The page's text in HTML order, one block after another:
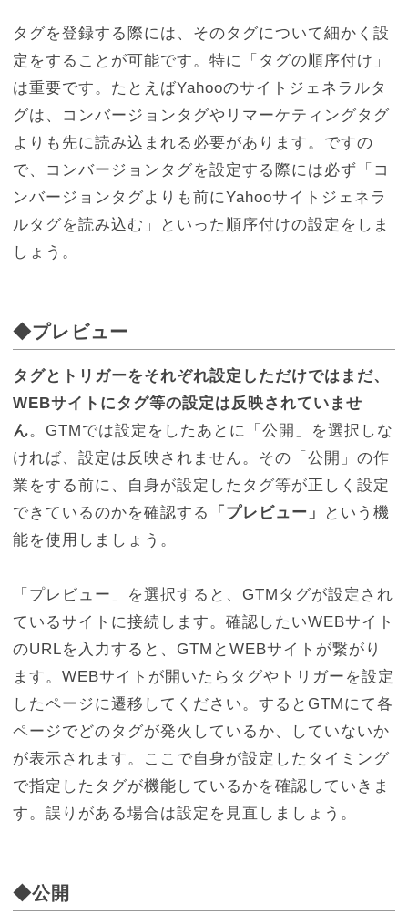
タグを登録する際には、そのタグについて細かく設
定をすることが可能です。特に「タグの順序付け」
は重要です。たとえばYahooのサイトジェネラルタ
グは、コンバージョンタグやリマーケティングタグ
よりも先に読み込まれる必要があります。ですの
で、コンバージョンタグを設定する際には必ず「コ
ンバージョンタグよりも前にYahooサイトジェネラ
ルタグを読み込む」といった順序付けの設定をしま
しょう。
◆プレビュー
タグとトリガーをそれぞれ設定しただけではまだ、
WEBサイトにタグ等の設定は反映されていませ
ん。GTMでは設定をしたあとに「公開」を選択しな
ければ、設定は反映されません。その「公開」の作
業をする前に、自身が設定したタグ等が正しく設定
できているのかを確認する
「プレビュー」
という機
能を使用しましょう。
「プレビュー」を選択すると、GTMタグが設定され
ているサイトに接続します。確認したいWEBサイト
のURLを入力すると、GTMとWEBサイトが繋がり
ます。WEBサイトが開いたらタグやトリガーを設定
したページに遷移してください。するとGTMにて各
ページでどのタグが発火しているか、していないか
が表示されます。ここで自身が設定したタイミング
で指定したタグが機能しているかを確認していきま
す。誤りがある場合は設定を見直しましょう。
◆公開